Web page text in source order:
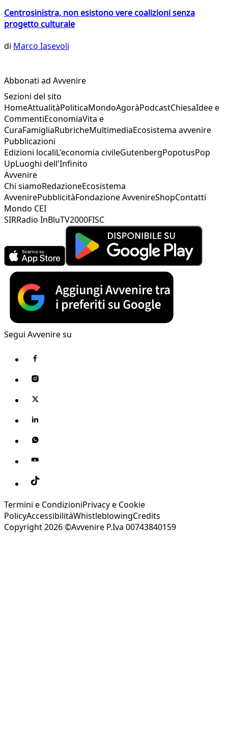
Centrosinistra, non esistono vere coalizioni senza
progetto culturale
di Marco Iasevoli
Abbonati ad Avvenire
Sezioni del sito
HomeAttualitàPoliticaMondoAgoràPodcastChiesaIdee e
CommentiEconomiaVita e
CuraFamigliaRubricheMultimediaEcosistema avvenire
Pubblicazioni
Edizioni localiL'economia civileGutenbergPopotusPop
UpLuoghi dell'Infinito
Avvenire
Chi siamoRedazioneEcosistema
AvvenirePubblicitàFondazione AvvenireShopContatti
Mondo CEI
SIRRadio InBluTV2000FISC
Segui Avvenire su
Termini e CondizioniPrivacy e Cookie
PolicyAccessibilitàWhistleblowingCredits
Copyright 2026 ©Avvenire P.Iva 00743840159